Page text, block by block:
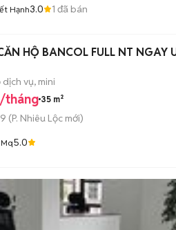
Hạnh3.0 1 đã bán
HỘ BANCOL FULL NT NGAY
dịch vụ, mini
tháng 35 m²
(P. Nhiêu Lộc mới)
5.0